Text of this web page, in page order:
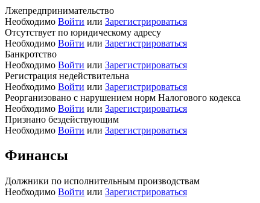
Лжепредпринимательство
Необходимо Войти или Зарегистрироваться
Отсутствует по юридическому адресу
Необходимо Войти или Зарегистрироваться
Банкротство
Необходимо Войти или Зарегистрироваться
Регистрация недействительна
Необходимо Войти или Зарегистрироваться
Реорганизовано с нарушением норм Налогового кодекса
Необходимо Войти или Зарегистрироваться
Признано бездействующим
Необходимо Войти или Зарегистрироваться
Финансы
Должники по исполнительным производствам
Необходимо Войти или Зарегистрироваться